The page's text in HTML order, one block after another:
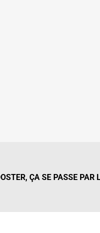
ÇA SE PASSE PAR